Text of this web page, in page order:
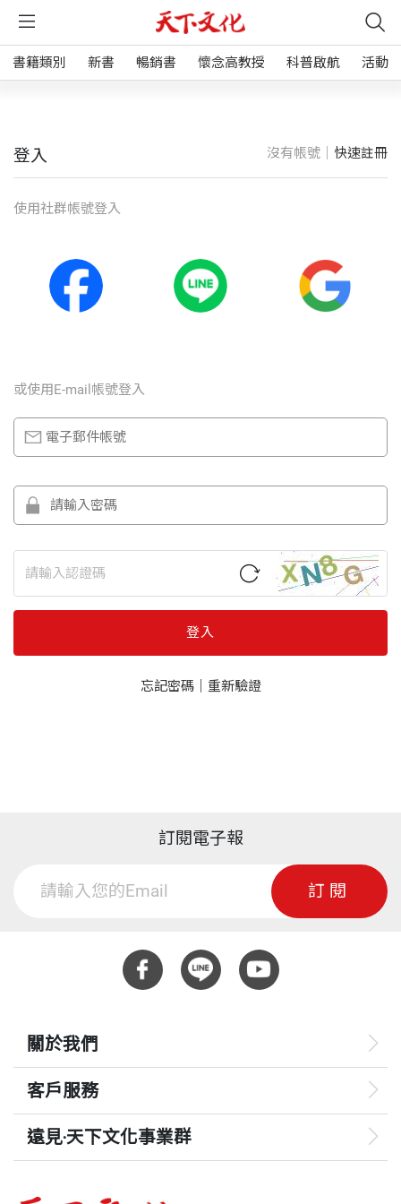
書籍類別 新書 暢銷書 懷念高教授 科普啟航 活動
登入 沒有帳號｜ 快速註冊
使⽤社群帳號登入
或使⽤E-mail帳號登入
登入
忘記密碼｜ 重新驗證
訂閱電子報
訂閱
關於我們
客戶服務
遠見‧天下文化事業群